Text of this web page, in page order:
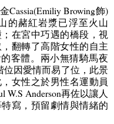
Cassia(Emiliy Browing飾)
的赭紅岩漿已浮至火山
； 在宮中巧遇的橋段 ，視
， 翻轉了高階女性的自主
客體。 兩小無猜騎馬夜
位因愛情而易了位 ，此景
， 女性之於男性名運動員
W.S Anderson再佐以讓人
寫， 預留劇情與情緒的